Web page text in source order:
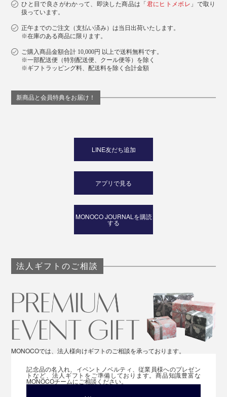
ひと目で良さがわかって、即決した商品は「 君にヒトメボレ 」で取り
扱っています。
正午までのご注文（支払い済み）は当日出荷いたします。
※在庫のある商品に限ります。
ご購入商品金額合計 10,000円 以上で送料無料です。
※一部配送便（特別配送便、クール便等）を除く
※ギフトラッピング料、配送料を除く合計金額
新商品と会員特典をお届け！
LINE友だち追加
アプリで見る
MONOCO JOURNALを購読
する
法人ギフトのご相談
MONOCOでは、法人様向けギフトのご相談を承っております。
記念品の名入れ、イベントノベルティ、従業員様へのプレゼン
トなど、法人ギフトをご準備しております。商品知識豊富な
MONOCOチームにご相談ください。